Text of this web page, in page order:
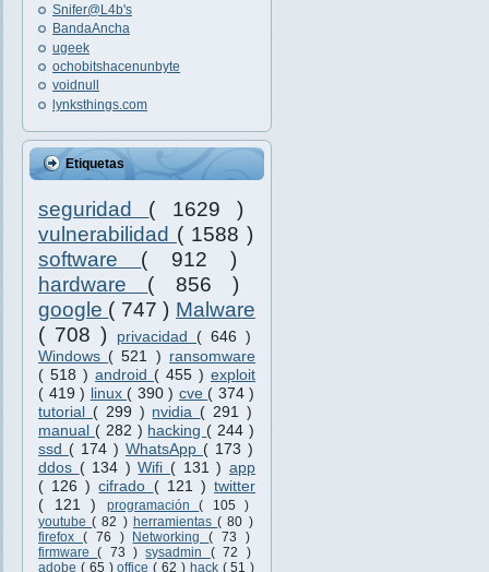
Snifer@L4b's
BandaAncha
ugeek
ochobitshacenunbyte
voidnull
lynksthings.com
Etiquetas
seguridad ( 1629 )
vulnerabilidad ( 1588 )
software ( 912 )
hardware ( 856 )
google ( 747 ) Malware
( 708 )
privacidad ( 646 )
Windows ( 521 ) ransomware
( 518 ) android ( 455 ) exploit
( 419 ) linux ( 390 ) cve ( 374 )
tutorial ( 299 ) nvidia ( 291 )
manual ( 282 ) hacking ( 244 )
ssd ( 174 ) WhatsApp ( 173 )
ddos ( 134 )Wifi ( 131 ) app
( 126 )cifrado ( 121 )twitter
( 121 ) programación( 105 )
youtube( 82 ) herramientas( 80 )
firefox ( 76 ) Networking( 73 )
firmware( 73 )sysadmin ( 72 )
adobe ( 65 )office( 62 ) hack ( 51 )